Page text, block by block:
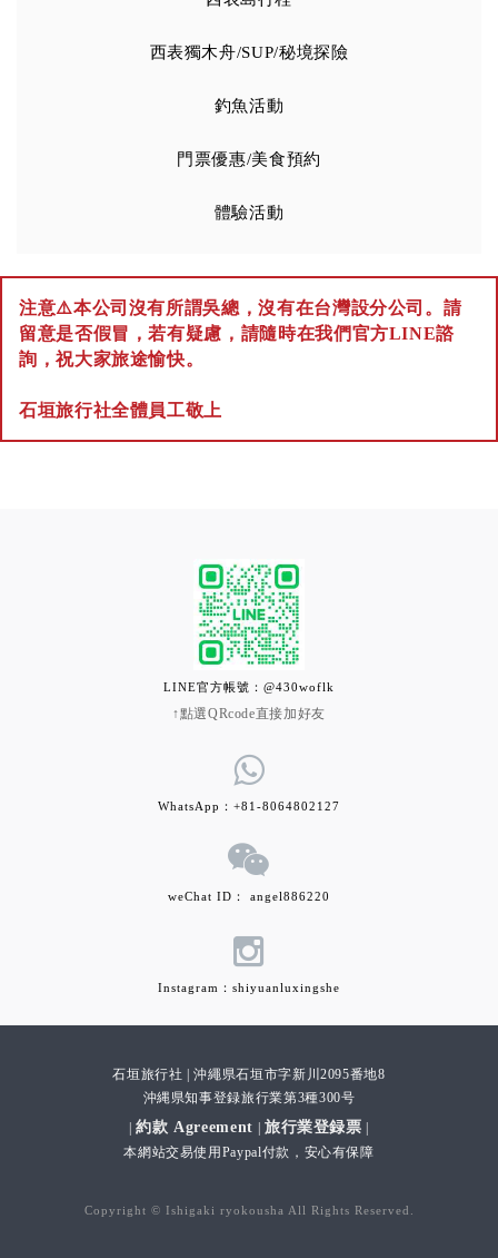
西表獨木舟/SUP/秘境探險
釣魚活動
門票優惠/美食預約
體驗活動
注意⚠️本公司沒有所謂吳總，沒有在台灣設分公司。請
留意是否假冒，若有疑慮，請隨時在我們官方LINE諮
詢，祝大家旅途愉快。
石垣旅行社全體員工敬上
LINE官方帳號：@430woflk
↑點選QRcode直接加好友
WhatsApp：+81-8064802127
weChat ID： angel886220
Instagram：shiyuanluxingshe
石垣旅行社 | 沖繩県石垣市字新川2095番地8
沖縄県知事登録旅行業第3種300号
|約款 Agreement 旅行業登録票
本網站交易使用 Paypal付款，安心有保障
Copyright © Ishigaki ryokousha All Rights Reserved.